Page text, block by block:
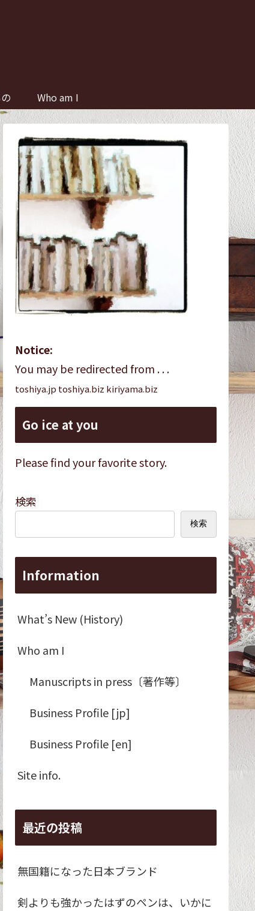
Who am I
Notice:
You may be redirected from . . .
toshiya.jp toshiya.biz kiriyama.biz
Go ice at you
Please find your favorite story.
検索
検索
Information
What’s New (History)
Who am I
Manuscripts in press〔著作等〕
Business Profile [jp]
Business Profile [en]
Site info.
最近の投稿
無国籍になった日本ブランド
剣よりも強かったはずのペンは、いかに